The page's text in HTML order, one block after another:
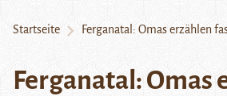
Startseite Ferganatal: Omas erzählen
Ferganatal: Omas